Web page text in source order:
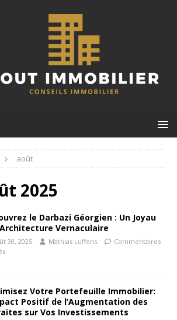
août
2025
le Darbazi Géorgien : Un Joyau
Vernaculaire
30, 2025 Mathias Luffens
Commentaires
Votre Portefeuille Immobilier:
Positif de l’Augmentation des
sur Vos Investissements